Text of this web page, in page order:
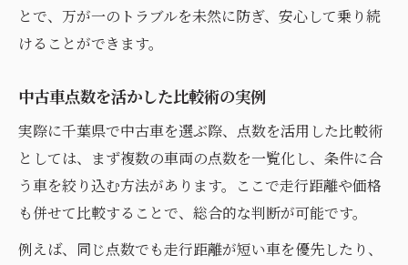
とで、万が一のトラブルを未然に防ぎ、安心して乗り続
けることができます。
中古車点数を活かした比較術の実例
実際に千葉県で中古車を選ぶ際、点数を活用した比較術
としては、まず複数の車両の点数を一覧化し、条件に合
う車を絞り込む方法があります。ここで走行距離や価格
も併せて比較することで、総合的な判断が可能です。
例えば、同じ点数でも走行距離が短い車を優先したり、